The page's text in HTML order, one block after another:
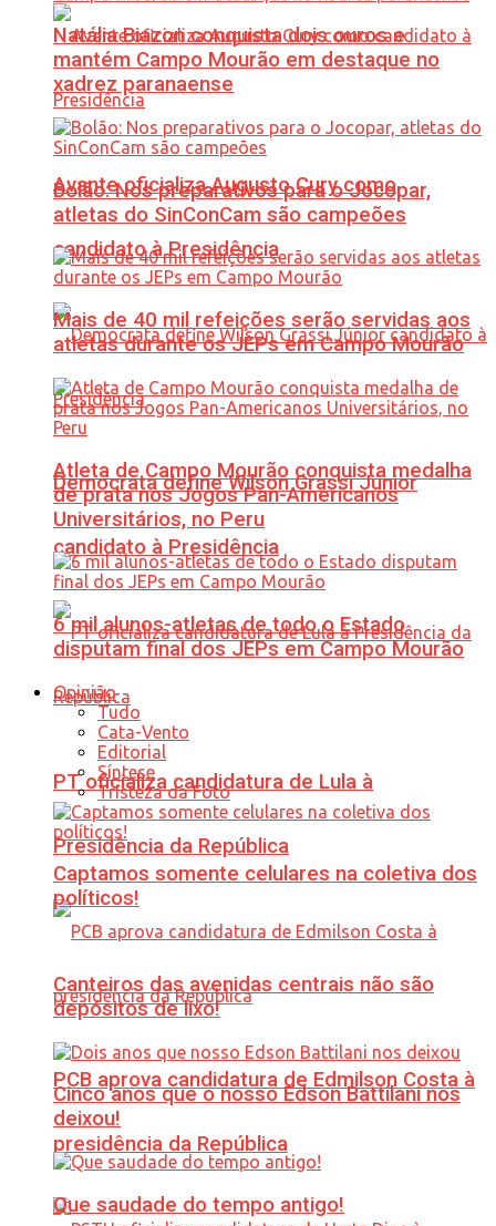
Avante oficializa Augusto Cury como
candidato à Presidência
Democrata define Wilson Grassi Júnior
candidato à Presidência
PT oficializa candidatura de Lula à
Presidência da República
PCB aprova candidatura de Edmilson Costa à
presidência da República
Natália Biazon conquista dois ouros e
mantém Campo Mourão em destaque no
xadrez paranaense
Bolão: Nos preparativos para o Jocopar,
atletas do SinConCam são campeões
Mais de 40 mil refeições serão servidas aos
atletas durante os JEPs em Campo Mourão
Atleta de Campo Mourão conquista medalha
de prata nos Jogos Pan-Americanos
Universitários, no Peru
6 mil alunos-atletas de todo o Estado
disputam final dos JEPs em Campo Mourão
Opinião
Tudo
Cata-Vento
Editorial
Síntese
Tristeza da Foto
Captamos somente celulares na coletiva dos
políticos!
Canteiros das avenidas centrais não são
depósitos de lixo!
Cinco anos que o nosso Edson Battilani nos
deixou!
Que saudade do tempo antigo!